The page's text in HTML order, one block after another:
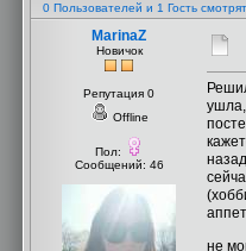
0 Пользователей и 1 Гость
MarinaZ
Новичок
Репутация 0
Offline
Пол:
Сообщений: 46
не